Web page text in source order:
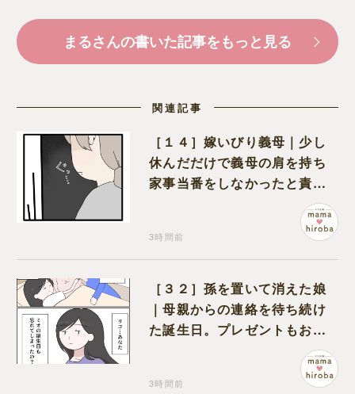
まるさんの書いた記事をもっと見る
関連記事
［１４］嫁いびり義母｜少し
休んだだけで義母の肩を持ち
家事当番をしなかったと責め
3時間前
［３２］孫を置いて消えた娘
｜母親からの連絡を待ち続け
た誕生日。プレゼントもお祝
3時間前